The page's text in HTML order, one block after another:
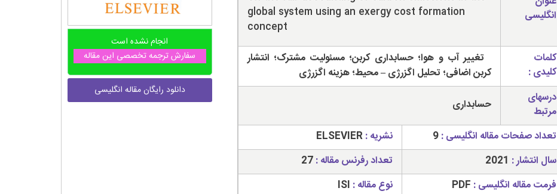
انگلیسی
global system using an exergy cost formation
concept
کلمات
کلیدی :
تغییر آب و هوا؛ حسابداری کربن؛ مسئولیت مشترک؛ انتشار
کربن اضافی؛ تحلیل اگزرژی – محیط؛ هزینه اگزرژی
درسهای
مرتبط
حسابداری
تعداد صفحات مقاله انگلیسی :9 نشریه :ELSEVIER
سال انتشار : 2021 تعداد رفرنس مقاله :27
فرمت مقاله انگلیسی : PDF نوع مقاله : ISI
انجام نشده است
سفارش ترجمه تخصصی این مقاله
دانلود رایگان مقاله انگلیسی